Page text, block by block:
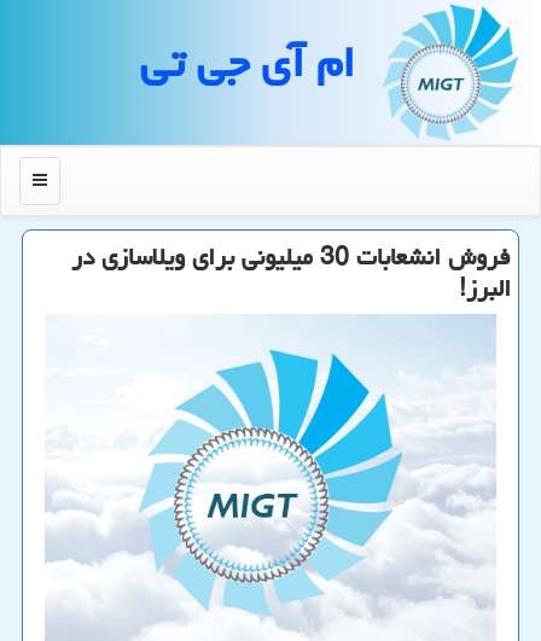
ام آی جی تی
منو
فروش انشعابات 30 میلیونی برای ویلاسازی در
البرز!